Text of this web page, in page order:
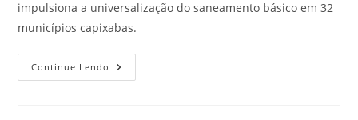
impulsiona a universalização do saneamento básico em 32
municípios capixabas.
Continue Lendo